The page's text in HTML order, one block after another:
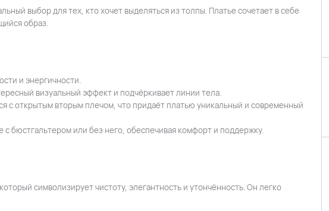
выбор для тех, кто хочет выделяться из толпы. Платье сочетает в себе
образ.
и энергичности.
визуальный эффект и подчёркивает линии тела.
с открытым вторым плечом, что придаёт платью уникальный и современный
с бюстгальтером или без него, обеспечивая комфорт и поддержку.
символизирует чистоту, элегантность и утончённость. Он легко